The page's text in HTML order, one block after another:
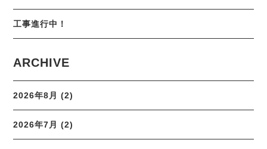
工事進行中！
ARCHIVE
2026年8月 (2)
2026年7月 (2)